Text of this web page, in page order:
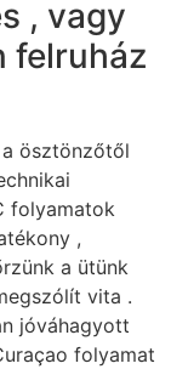
, vagy
felruház
ösztönzőtől
folyamatok
,
a ütünk
vita .
jóváhagyott
folyamat